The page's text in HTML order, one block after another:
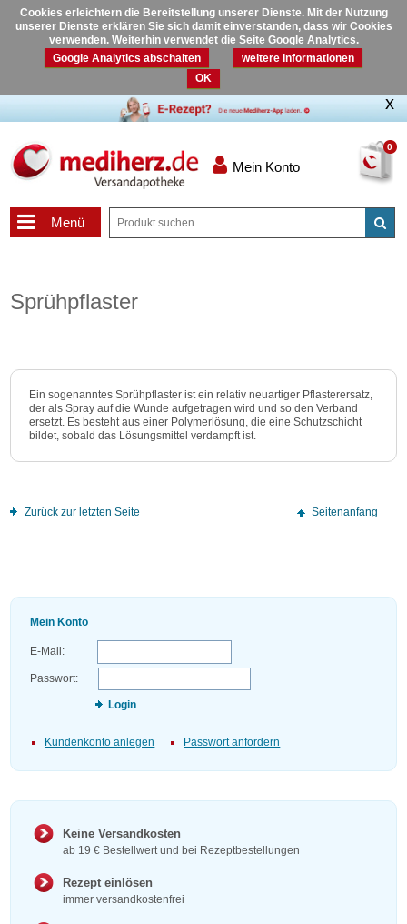
Cookies erleichtern die Bereitstellung unserer Dienste. Mit der Nutzung
unserer Dienste erklären Sie sich damit einverstanden, dass wir Cookies
verwenden. Weiterhin verwendet die Seite Google Analytics.
Google Analytics abschalten
weitere Informationen
OK
0
Mein Konto
Menü
Sprühpflaster
Ein sogenanntes Sprühpflaster ist ein relativ neuartiger Pflasterersatz,
der als Spray auf die Wunde aufgetragen wird und so den Verband
ersetzt. Es besteht aus einer Polymerlösung, die eine Schutzschicht
bildet, sobald das Lösungsmittel verdampft ist.
Zurück zur letzten Seite Seitenanfang
Mein Konto
E-Mail:
Passwort:
Login
Kundenkonto anlegen Passwort anfordern
Keine Versandkosten
ab 19 € Bestellwert und bei Rezeptbestellungen
Rezept einlösen
immer versandkostenfrei